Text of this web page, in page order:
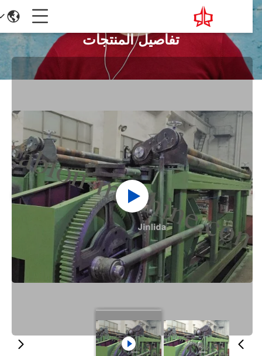
تفاصيل المنتجات